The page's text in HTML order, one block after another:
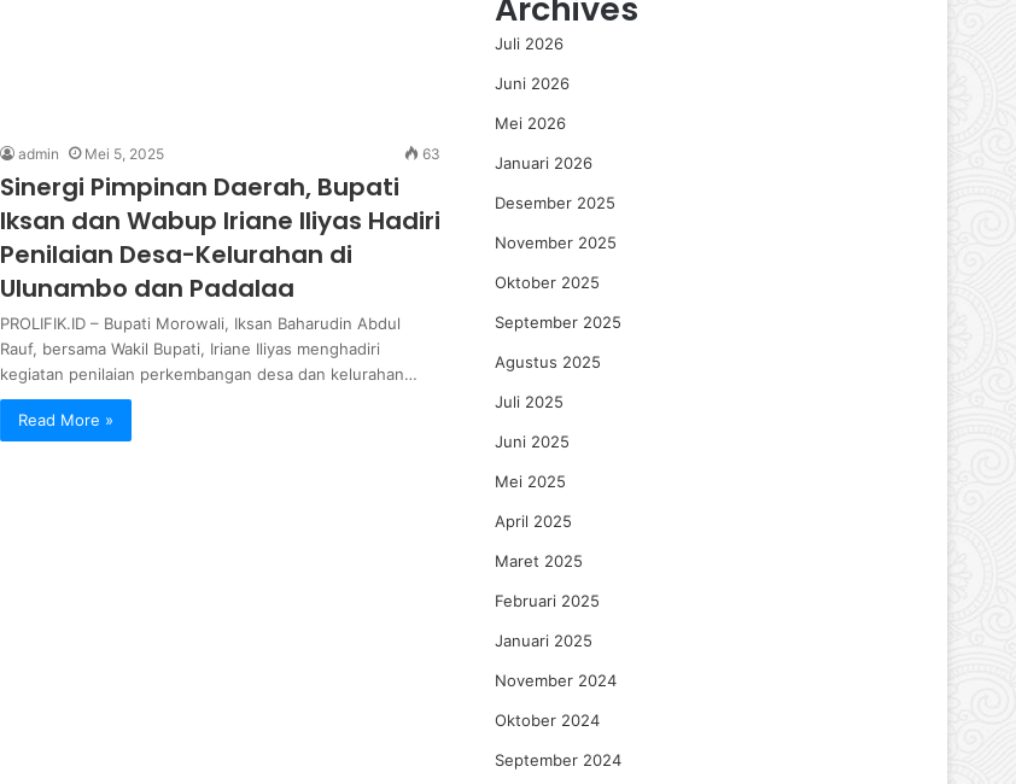
admin Mei 5, 2025 63
Sinergi Pimpinan Daerah, Bupati
Iksan dan Wabup Iriane Iliyas Hadiri
Penilaian Desa-Kelurahan di
Ulunambo dan Padalaa
PROLIFIK.ID – Bupati Morowali, Iksan Baharudin Abdul
Rauf, bersama Wakil Bupati, Iriane Iliyas menghadiri
kegiatan penilaian perkembangan desa dan kelurahan…
Read More »
Archives
Juli 2026
Juni 2026
Mei 2026
Januari 2026
Desember 2025
November 2025
Oktober 2025
September 2025
Agustus 2025
Juli 2025
Juni 2025
Mei 2025
April 2025
Maret 2025
Februari 2025
Januari 2025
November 2024
Oktober 2024
September 2024